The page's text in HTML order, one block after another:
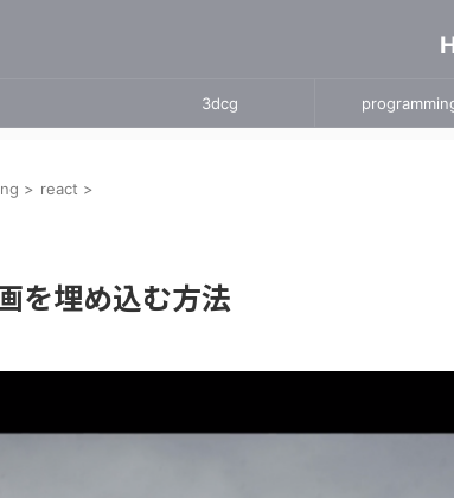
3dcg
> react >
を埋め込む方法